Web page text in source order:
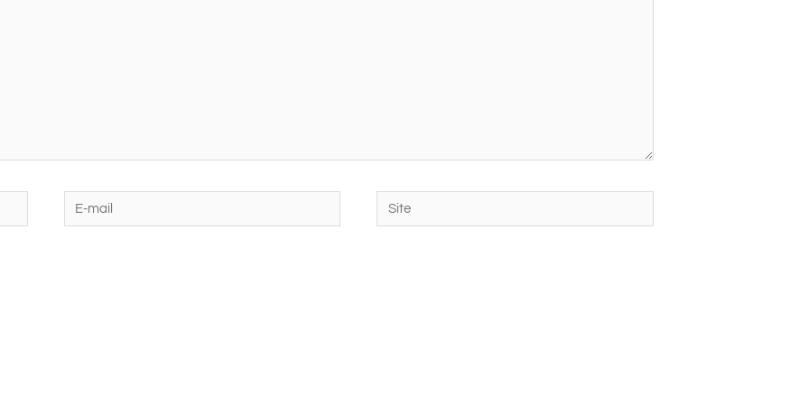
E-
mail
Site